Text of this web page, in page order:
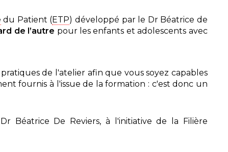
du Patient (ETP) développé par le Dr Béatrice de
de l’autre pour les enfants et adolescents avec
de l'atelier afin que vous soyez capables
fournis à l'issue de la formation : c'est donc un
Béatrice De Reviers, à l'initiative de la Filière